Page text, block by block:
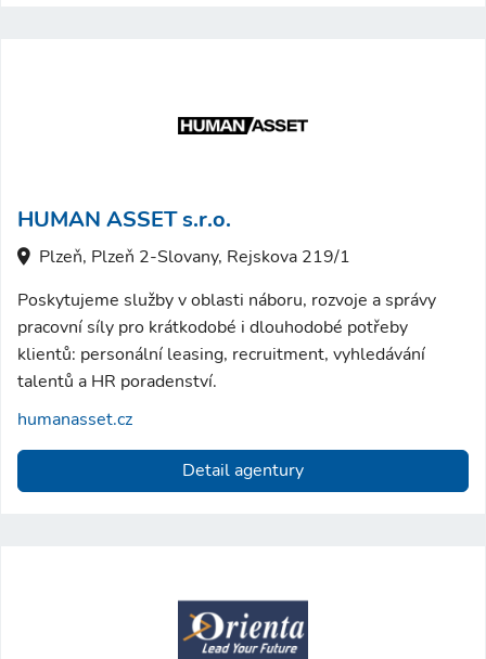
HUMAN ASSET s.r.o.
Plzeň, Plzeň 2-Slovany, Rejskova 219/1
Poskytujeme služby v oblasti náboru, rozvoje a správy
pracovní síly pro krátkodobé i dlouhodobé potřeby
klientů: personální leasing, recruitment, vyhledávání
talentů a HR poradenství.
humanasset.cz
Detail agentury